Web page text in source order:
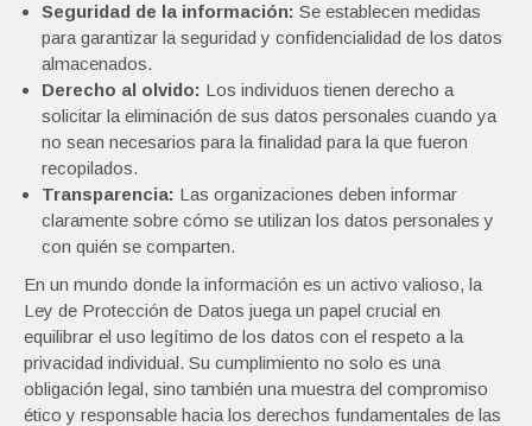
Seguridad de la información: Se establecen medidas
para garantizar la seguridad y confidencialidad de los datos
almacenados.
Derecho al olvido: Los individuos tienen derecho a
solicitar la eliminación de sus datos personales cuando ya
no sean necesarios para la finalidad para la que fueron
recopilados.
Transparencia: Las organizaciones deben informar
claramente sobre cómo se utilizan los datos personales y
con quién se comparten.
En un mundo donde la información es un activo valioso, la
Ley de Protección de Datos juega un papel crucial en
equilibrar el uso legítimo de los datos con el respeto a la
privacidad individual. Su cumplimiento no solo es una
obligación legal, sino también una muestra del compromiso
ético y responsable hacia los derechos fundamentales de las